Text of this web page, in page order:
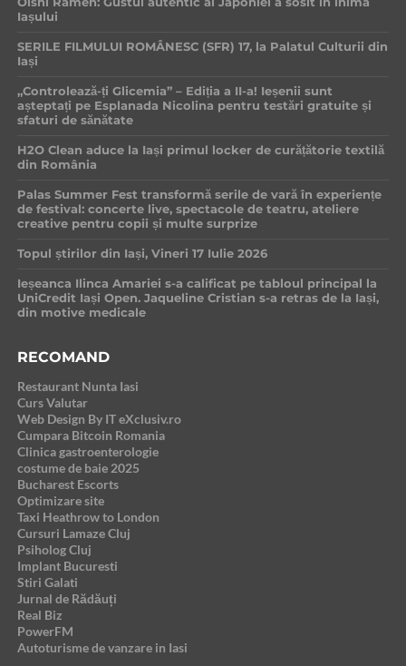
Iașului
SERILE FILMULUI ROMÂNESC (SFR) 17, la Palatul Culturii din
Iași
„Controlează-ți Glicemia” – Ediția a II-a! Ieșenii sunt
așteptați pe Esplanada Nicolina pentru testări gratuite și
sfaturi de sănătate
H2O Clean aduce la Iași primul locker de curățătorie textilă
din România
Palas Summer Fest transformă serile de vară în experiențe
de festival: concerte live, spectacole de teatru, ateliere
creative pentru copii și multe surprize
Topul știrilor din Iași, Vineri 17 Iulie 2026
Ieșeanca Ilinca Amariei s-a calificat pe tabloul principal la
UniCredit Iași Open. Jaqueline Cristian s-a retras de la Iași,
din motive medicale
RECOMAND
Restaurant Nunta Iasi
Curs Valutar
Web Design By IT eXclusiv.ro
Cumpara Bitcoin Romania
Clinica gastroenterologie
costume de baie 2025
Bucharest Escorts
Optimizare site
Taxi Heathrow to London
Cursuri Lamaze Cluj
Psiholog Cluj
Implant Bucuresti
Stiri Galati
Jurnal de Rădăuți
Real Biz
PowerFM
Autoturisme de vanzare in Iasi